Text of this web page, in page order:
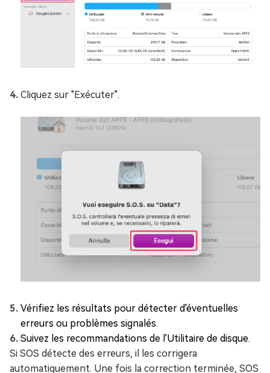
Cliquez sur "Exécuter".
Vérifiez les résultats pour détecter d'éventuelles
erreurs ou problèmes signalés.
Suivez les recommandations de l'Utilitaire de disque.
Si SOS détecte des erreurs, il les corrigera
automatiquement. Une fois la correction terminée, SOS